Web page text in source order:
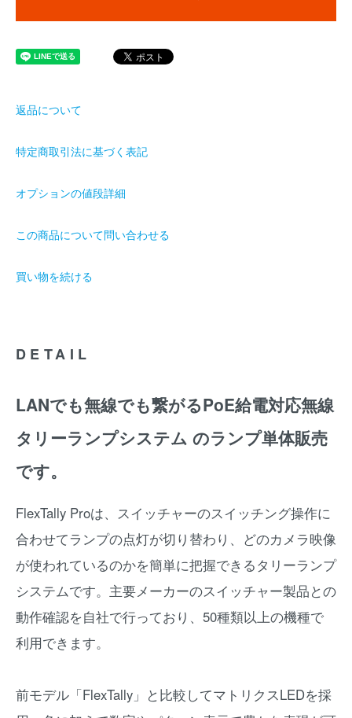
返品について
特定商取引法に基づく表記
オプションの値段詳細
この商品について問い合わせる
買い物を続ける
DETAIL
LANでも無線でも繋がるPoE給電対応無線
タリーランプシステム のランプ単体販売
です。
FlexTally Proは、スイッチャーのスイッチング操作に
合わせてランプの点灯が切り替わり、どのカメラ映像
が使われているのかを簡単に把握できるタリーランプ
システムです。主要メーカーのスイッチャー製品との
動作確認を自社で行っており、50種類以上の機種で
利用できます。
前モデル「FlexTally」と比較してマトリクスLEDを採